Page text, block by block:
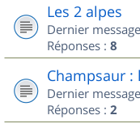
Les 2 alpes
Dernier
Réponses : 8
Champsaur :
Dernier
Réponses : 2